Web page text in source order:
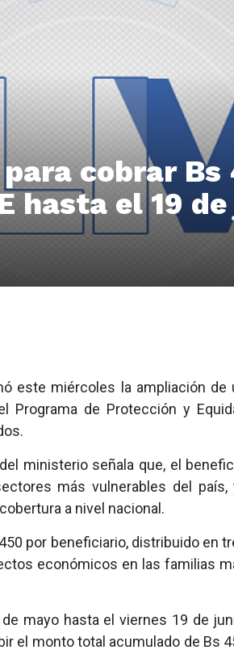
cobrar Bs
hasta el 19
este miércoles la ampliación de
Programa de Protección y
ministerio señala que, el
más vulnerables del país,
a nivel nacional.
por beneficiario, distribuido en
económicos en las familias
mayo hasta el viernes 19 de
el monto total acumulado de Bs